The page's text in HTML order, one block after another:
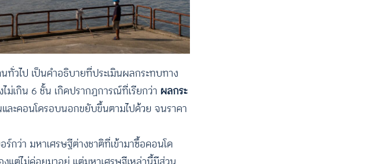
วไป เป็นคำอธิบายที่ประเมินผลกระทบทาง
ม่เกิน 6 ชั้น เกิดปรากฏการณ์ที่เรียกว่า ผลกระ
ละคอนโดรอบนอกขยับขึ้นตามไปด้วย จนราคา
กว่า มหาเศรษฐีต่างชาติที่เข้ามาซื้อคอนโด